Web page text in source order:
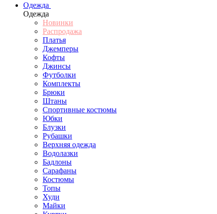
Одежда
Одежда
Новинки
Распродажа
Платья
Джемперы
Кофты
Джинсы
Футболки
Комплекты
Брюки
Штаны
Спортивные костюмы
Юбки
Блузки
Рубашки
Верхняя одежда
Водолазки
Бадлоны
Сарафаны
Костюмы
Топы
Худи
Майки